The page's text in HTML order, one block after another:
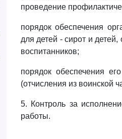
проведение
порядок обеспечения
для детей - сирот и
воспитанников;
порядок обеспечения
(отчисления из воинской
5. Контроль за
работы.